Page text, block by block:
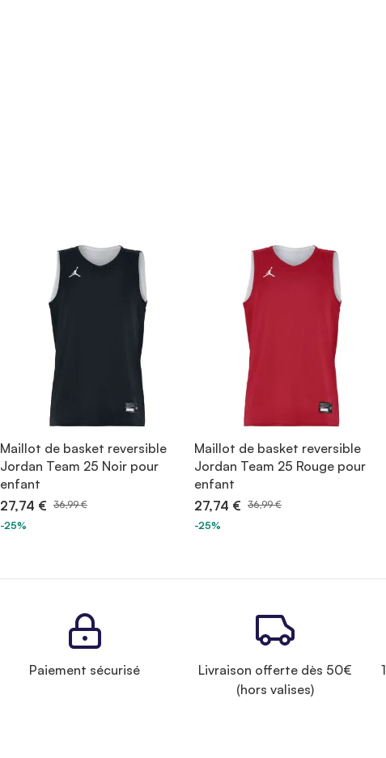
Maillot de basket reversible
Jordan Team 25 Noir pour
enfant
27,74 € 36,99 €
-25%
Maillot de basket reversible
Jordan Team 25 Rouge pour
enfant
27,74 € 36,99 €
-25%
Paiement sécurisé
Livraison offerte dès 50€
(hors valises)
1